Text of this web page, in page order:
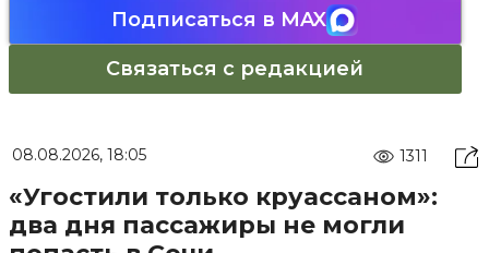
Подписаться в MAX
Связаться с редакцией
08.08.2026, 18:05 1311
«Угостили только круассаном»:
два дня пассажиры не могли